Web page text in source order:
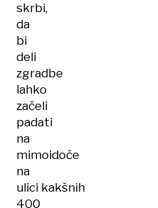
skrbi,
da
bi
deli
zgradbe
lahko
začeli
padati
na
mimoidoče
na
ulici kakšnih
400